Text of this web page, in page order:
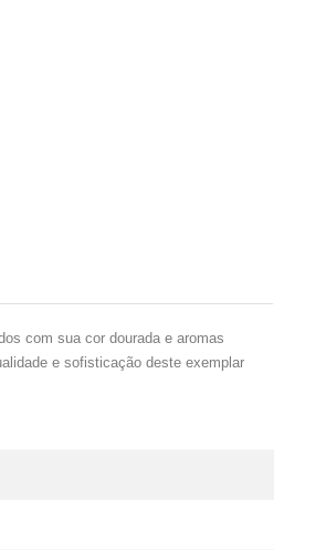
com sua cor dourada e aromas
e sofisticação deste exemplar